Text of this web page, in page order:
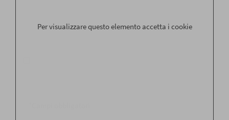
Per visualizzare questo elemento accetta i cookie